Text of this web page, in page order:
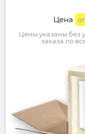
Цена
Цены указаны без
заказа по